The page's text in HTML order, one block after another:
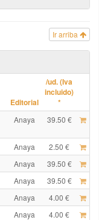
Ir arriba
Editorial
/ud. (Iva
incluido)
*
Anaya 39.50 €
Anaya 2.50 €
Anaya 39.50 €
Anaya 39.50 €
Anaya 4.00 €
Anaya 4.00 €